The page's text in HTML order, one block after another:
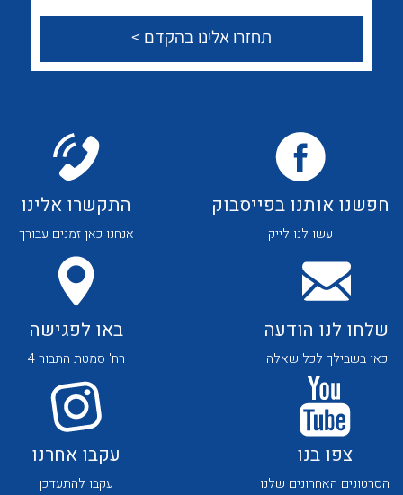
לכל מוצרי היצרן לכל מוצרי היצרן
לכל מוצרי היצרן לכל מוצרי היצרן
חפשנו אותנו בפייסבוק
עשו לנו לייק
התקשרו אלינו
אנחנו כאן זמנים עבורך
שלחו לנו הודעה
כאן בשבילך לכל שאלה
באו לפגישה
רח' סמטת התבור 4
צפו בנו
הסרטונים האחרונים שלנו
עקבו אחרנו
עקבו להתעדכן